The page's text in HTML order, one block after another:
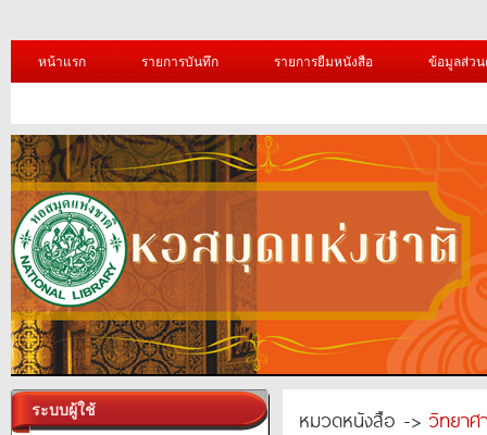
หน้าแรก รายการบันทึก รายการยืมหนังสือ ข้อมูลส่ว
ระบบผู้ใช้ หมวดหนังสือ -> วิทยาศ